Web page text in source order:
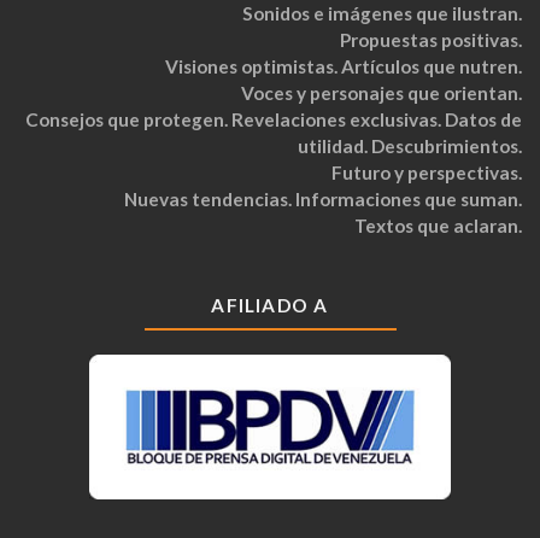
Sonidos e imágenes que ilustran.
Propuestas positivas.
Visiones optimistas. Artículos que nutren.
Voces y personajes que orientan.
Consejos que protegen. Revelaciones exclusivas. Datos de
utilidad. Descubrimientos.
Futuro y perspectivas.
Nuevas tendencias. Informaciones que suman.
Textos que aclaran.
AFILIADO A